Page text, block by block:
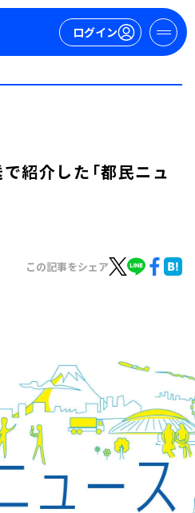
ログイン
紹介した「都民ニュ
この記事をシェア